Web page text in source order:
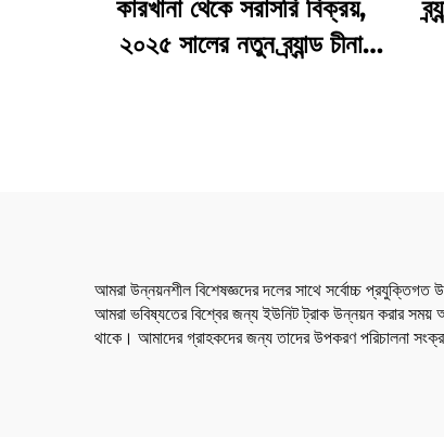
কারখানা থেকে সরাসরি বিক্রয়,
২০২৫ সালের নতুন ব্র্যান্ড চীনা
আমরা উন্নয়নশীল বিশেষজ্ঞদের দলের সাথে সর্বোচ্চ প্রযুক্তিগত
আমরা ভবিষ্যতের বিশ্বের জন্য ইউনিট ট্রাক উন্নয়ন করার সময়
থাকে। আমাদের গ্রাহকদের জন্য তাদের উপকরণ পরিচালনা